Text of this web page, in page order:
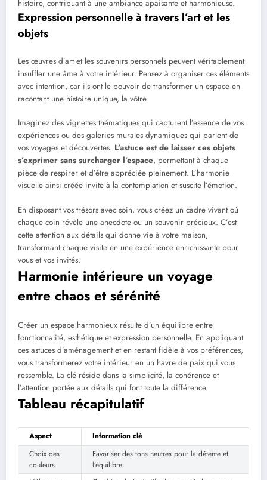
histoire, contribuant à une ambiance apaisante et harmonieuse.
Expression personnelle à travers l’art et les
objets
Les œuvres d’art et les souvenirs personnels peuvent véritablement
insuffler une âme à votre intérieur. Pensez à organiser ces éléments
avec intention, car ils ont le pouvoir de transformer un espace en
racontant une histoire unique, la vôtre.
Imaginez des vignettes thématiques qui capturent l’essence de vos
expériences ou des galeries murales dynamiques qui parlent de
vos voyages et découvertes. L’astuce est de laisser ces objets
s’exprimer sans surcharger l’espace, permettant à chaque
pièce de respirer et d’être appréciée pleinement. L’harmonie
visuelle ainsi créée invite à la contemplation et suscite l’émotion.
En disposant vos trésors avec soin, vous créez un cadre vivant où
chaque coin révèle une anecdote ou un souvenir précieux. C’est
cette attention aux détails qui donne vie à votre maison,
transformant chaque visite en une expérience enrichissante pour
vous et vos invités.
Harmonie intérieure un voyage
entre chaos et sérénité
Créer un espace harmonieux résulte d’un équilibre entre
fonctionnalité, esthétique et expression personnelle. En appliquant
ces astuces d’aménagement et en restant fidèle à vos préférences,
vous transformerez votre intérieur en un havre de paix qui vous
ressemble. La clé réside dans la simplicité, la cohérence et
l’attention portée aux détails qui font toute la différence.
Tableau récapitulatif
Aspect
Information clé
Choix des
couleurs
Favoriser des tons neutres pour la détente et
l’équilibre.